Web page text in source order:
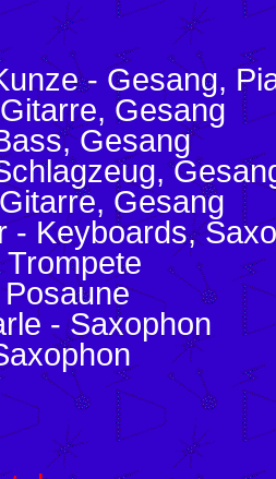
- Gesang,
Gesang
Gesang
Gesang
- Keyboards,
- Saxophon